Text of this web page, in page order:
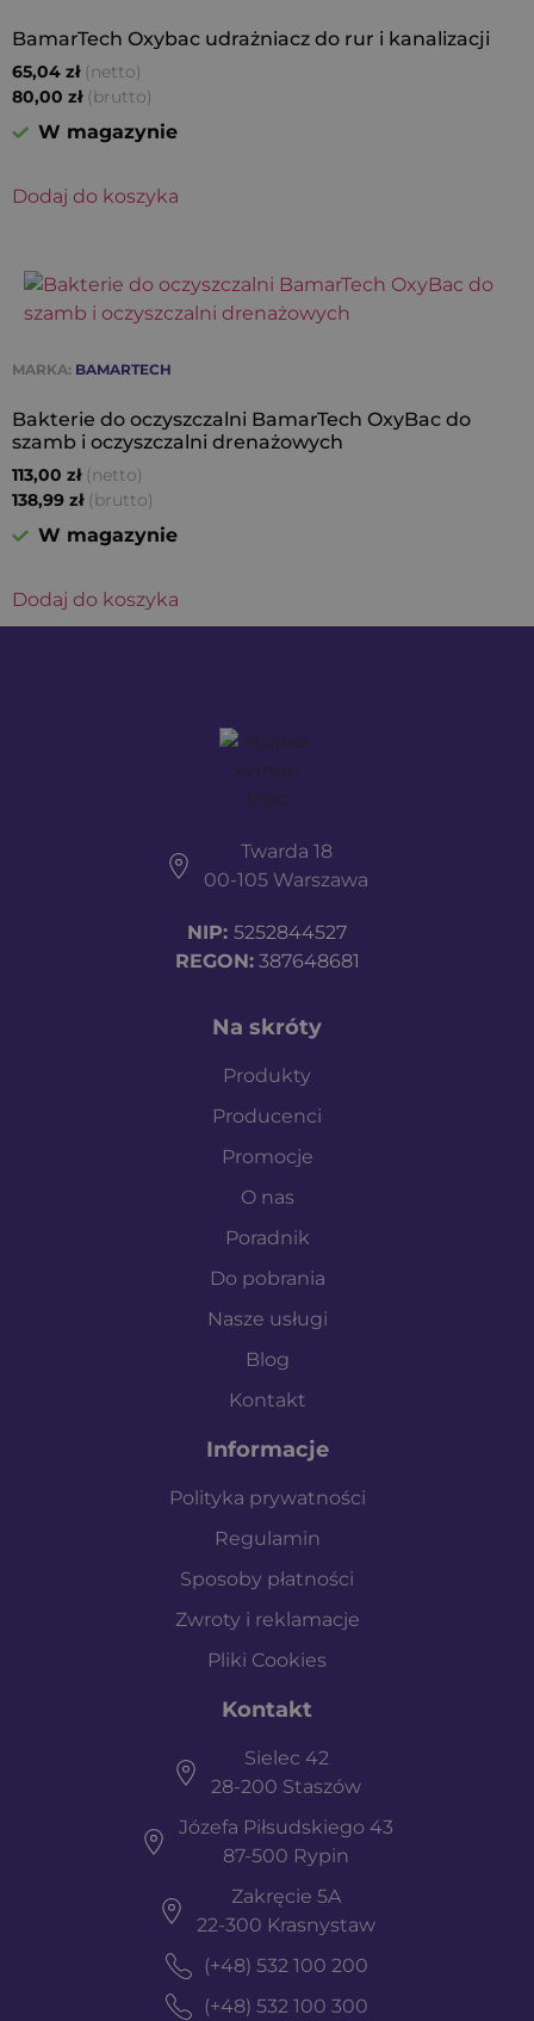
BamarTech Oxybac udrażniacz do rur i kanalizacji
65,04 zł (netto)
80,00 zł (brutto)
W magazynie
Dodaj do koszyka
MARKA: BAMARTECH
Bakterie do oczyszczalni BamarTech OxyBac do
szamb i oczyszczalni drenażowych
113,00 zł (netto)
138,99 zł (brutto)
W magazynie
Dodaj do koszyka
Twarda 18
00-105 Warszawa
NIP: 5252844527
REGON:387648681
Na skróty
Produkty
Producenci
Promocje
O nas
Poradnik
Do pobrania
Nasze usługi
Blog
Kontakt
Informacje
Polityka prywatności
Regulamin
Sposoby płatności
Zwroty i reklamacje
Pliki Cookies
Kontakt
Sielec 42
28-200 Staszów
Józefa Piłsudskiego 43
87-500 Rypin
Zakręcie 5A
22-300 Krasnystaw
(+48) 532 100 200
(+48) 532 100 300